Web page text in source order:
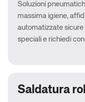
Soluzioni
massima igiene,
automatizzate
speciali e richiedi
Saldatura